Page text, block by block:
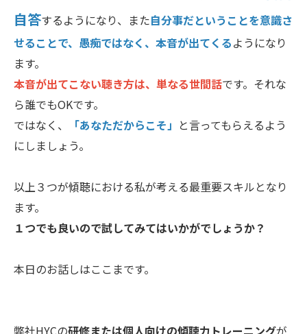
自答するようになり、また自分事だということを意識さ
せることで、愚痴ではなく、本音が出てくるようになり
ます。
本音が出てこない聴き方は、単なる世間話です。それな
ら誰でもOKです。
ではなく、
「あなただからこそ」 と言ってもらえるよう
にしましょう。
以上３つが傾聴における私が考える最重要スキルとなり
ます。
１つでも良いので試してみてはいかがでしょうか？
本日のお話しはここまです。
弊社HYCの研修または個人向けの傾聴力トレーニングが